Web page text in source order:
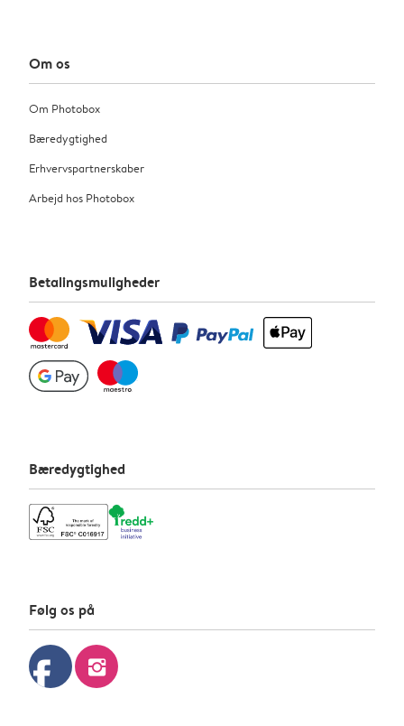
Om os
Om Photobox
Bæredygtighed
Erhvervspartnerskaber
Arbejd hos Photobox
Betalingsmuligheder
Bæredygtighed
Følg os på
facebook instagram